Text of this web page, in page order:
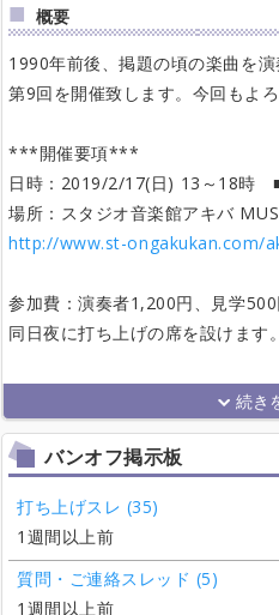
概要
1990年前後、掲題の頃の楽曲を演
第9回を開催致します。今回もよ
***開催要項***
日時：2019/2/17(日) 13～18時 ■
場所：スタジオ音楽館アキバ
http://www.st-ongakukan.com/
参加費：演奏者1,200円、見学500
同日夜に打ち上げの席を設けます
バンオフ掲示板
打ち上げスレ (35)
1週間以上前
質問・ご連絡スレッド (5)
1週間以上前